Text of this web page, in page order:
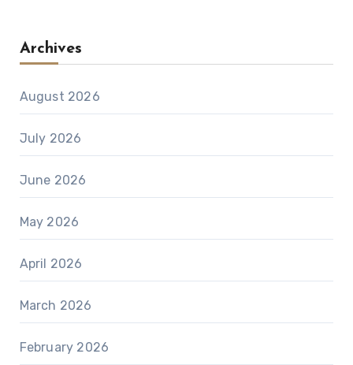
Archives
August 2026
July 2026
June 2026
May 2026
April 2026
March 2026
February 2026